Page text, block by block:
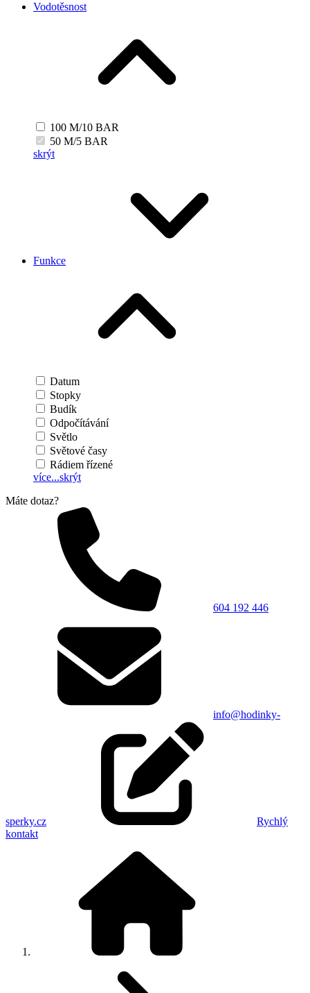
Vodotěsnost
100 M/10 BAR
50 M/5 BAR
skrýt
Funkce
Datum
Stopky
Budík
Odpočítávání
Světlo
Světové časy
Rádiem řízené
více...skrýt
Máte dotaz?
604 192 446
info@hodinky-
sperky.cz
Rychlý
kontakt